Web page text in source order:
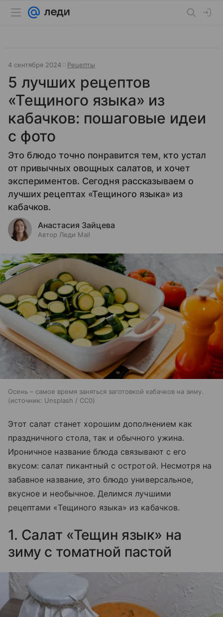
4 сентября 2024 Рецепты
5 лучших рецептов
«Тещиного языка» из
кабачков: пошаговые идеи
с фото
Это блюдо точно понравится тем, кто устал
от привычных овощных салатов, и хочет
экспериментов. Сегодня рассказываем о
лучших рецептах «Тещиного языка» из
кабачков.
Анастасия Зайцева
Автор Леди Mail
Осень – самое время заняться заготовкой кабачков на зиму.
источник: Unsplash / CC0
Этот салат станет хорошим дополнением как
праздничного стола, так и обычного ужина.
Ироничное название блюда связывают с его
вкусом: салат пикантный с остротой. Несмотря на
забавное название, это блюдо универсальное,
вкусное и необычное. Делимся лучшими
рецептами «Тещиного языка» из кабачков.
1. Салат «Тещин язык» на
зиму с томатной пастой